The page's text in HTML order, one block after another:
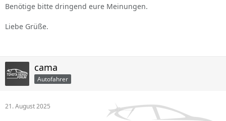
Benötige bitte dringend eure Meinungen.
Liebe Grüße.
cama
Autofahrer
21. August 2025